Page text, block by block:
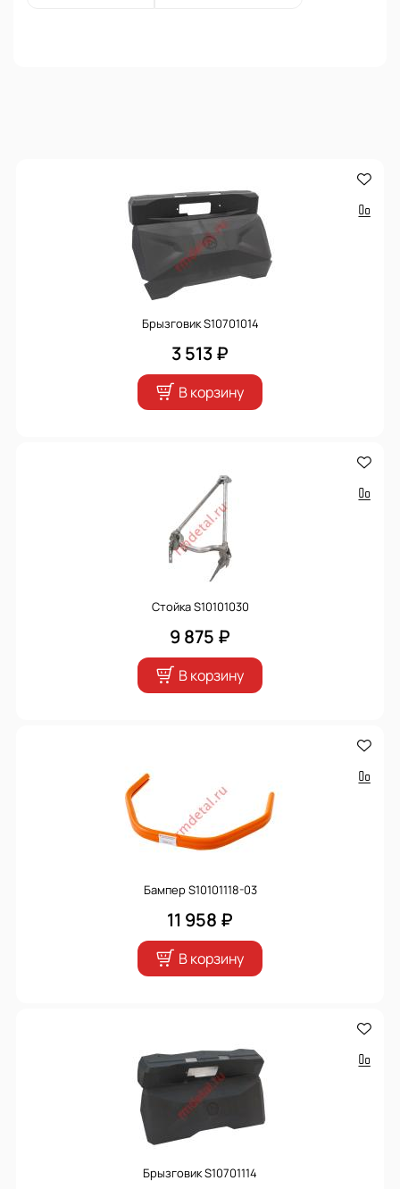
Брызговик S10701014
3 513 ₽
В корзину
Стойка S10101030
9 875 ₽
В корзину
Бампер S10101118-03
11 958 ₽
В корзину
Брызговик S10701114